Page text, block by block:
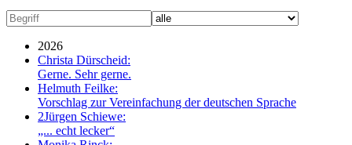
2026
Christa Dürscheid:
Gerne. Sehr gerne.
Helmuth Feilke:
Vorschlag zur Vereinfachung der deutschen Sprache
2Jürgen Schiewe:
„... echt lecker“